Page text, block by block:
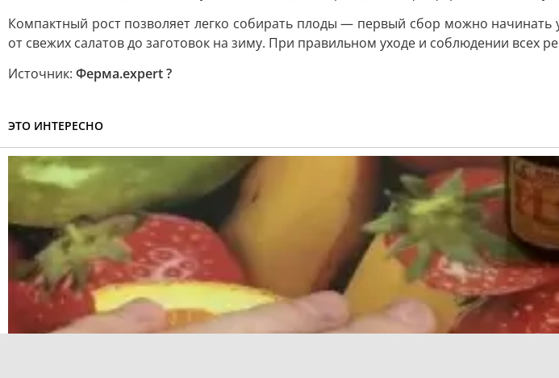
Компактный рост позволяет легко собирать плоды — первый сбор можно
от свежих салатов до заготовок на зиму. При правильном уходе и соблюдении
Источник: Ферма.expert ?
ЭТО ИНТЕРЕСНО